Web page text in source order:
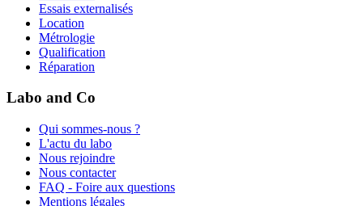
Essais externalisés
Location
Métrologie
Qualification
Réparation
Labo and Co
Qui sommes-nous ?
L'actu du labo
Nous rejoindre
Nous contacter
FAQ - Foire aux questions
Mentions légales